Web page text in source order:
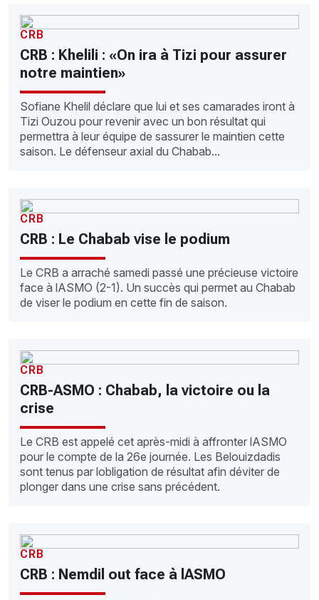
CRB
CRB : Khelili : «On ira à Tizi pour assurer
notre maintien»
Sofiane Khelil déclare que lui et ses camarades iront à
Tizi Ouzou pour revenir avec un bon résultat qui
permettra à leur équipe de sassurer le maintien cette
saison. Le défenseur axial du Chabab...
CRB
CRB : Le Chabab vise le podium
Le CRB a arraché samedi passé une précieuse victoire
face à lASMO (2-1). Un succès qui permet au Chabab
de viser le podium en cette fin de saison.
CRB
CRB-ASMO : Chabab, la victoire ou la
crise
Le CRB est appelé cet après-midi à affronter lASMO
pour le compte de la 26e journée. Les Belouizdadis
sont tenus par lobligation de résultat afin déviter de
plonger dans une crise sans précédent.
CRB
CRB : Nemdil out face à lASMO